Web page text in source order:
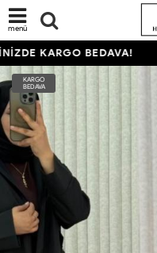
menü
KARGO BEDAVA!
KARGO
BEDAVA